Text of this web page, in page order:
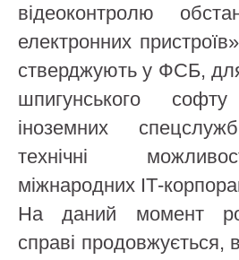
відеоконтролю
електронних
стверджують у ФСБ,
шпигунського софту
іноземних
технічні
міжнародних ІТ-
На даний момент
справі продовжується,